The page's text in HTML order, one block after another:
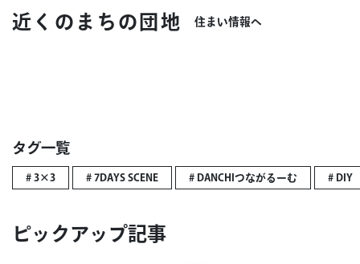
近くのまちの団地 住まい情報へ
タグ一覧
# 3×3 # 7DAYS SCENE # DANCHIつながるーむ # DIY
ピックアップ記事